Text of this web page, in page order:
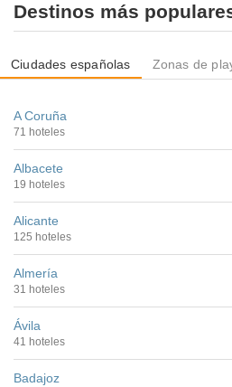
Destinos más
Ciudades españolas Zonas de
A Coruña
71 hoteles
Albacete
19 hoteles
Alicante
125 hoteles
Almería
31 hoteles
Ávila
41 hoteles
Badajoz